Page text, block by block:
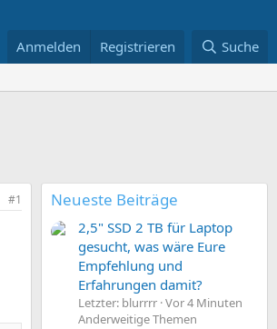
Anmelden Registrieren Suche
#1 Neueste Beiträge
2,5" SSD 2 TB für Laptop
gesucht, was wäre Eure
Empfehlung und
Erfahrungen damit?
Letzter: blurrrr Vor 4 Minuten
Anderweitige Themen